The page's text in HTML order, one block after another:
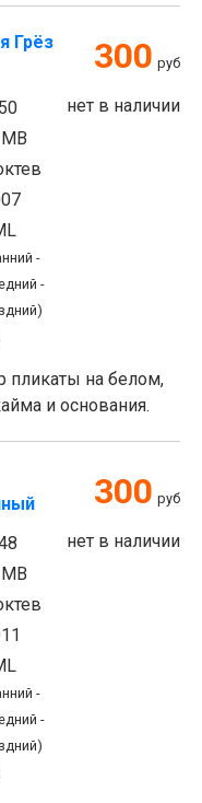
Грёз 300 руб
нет в наличии
-
-
пликаты на белом,
и основания.
300 руб
нет в наличии
-
-